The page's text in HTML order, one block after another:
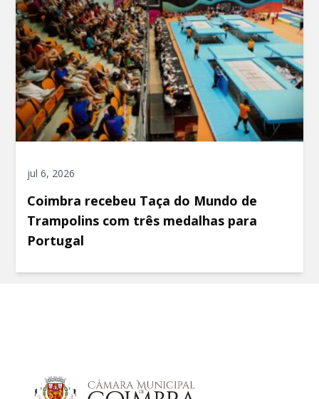
jul 6, 2026
Coimbra recebeu Taça do Mundo de
Trampolins com três medalhas para
Portugal